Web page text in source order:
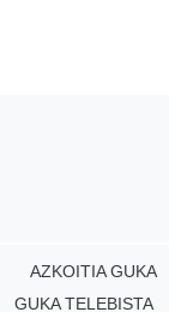
AZKOITIA GUKA
GUKA TELEBISTA